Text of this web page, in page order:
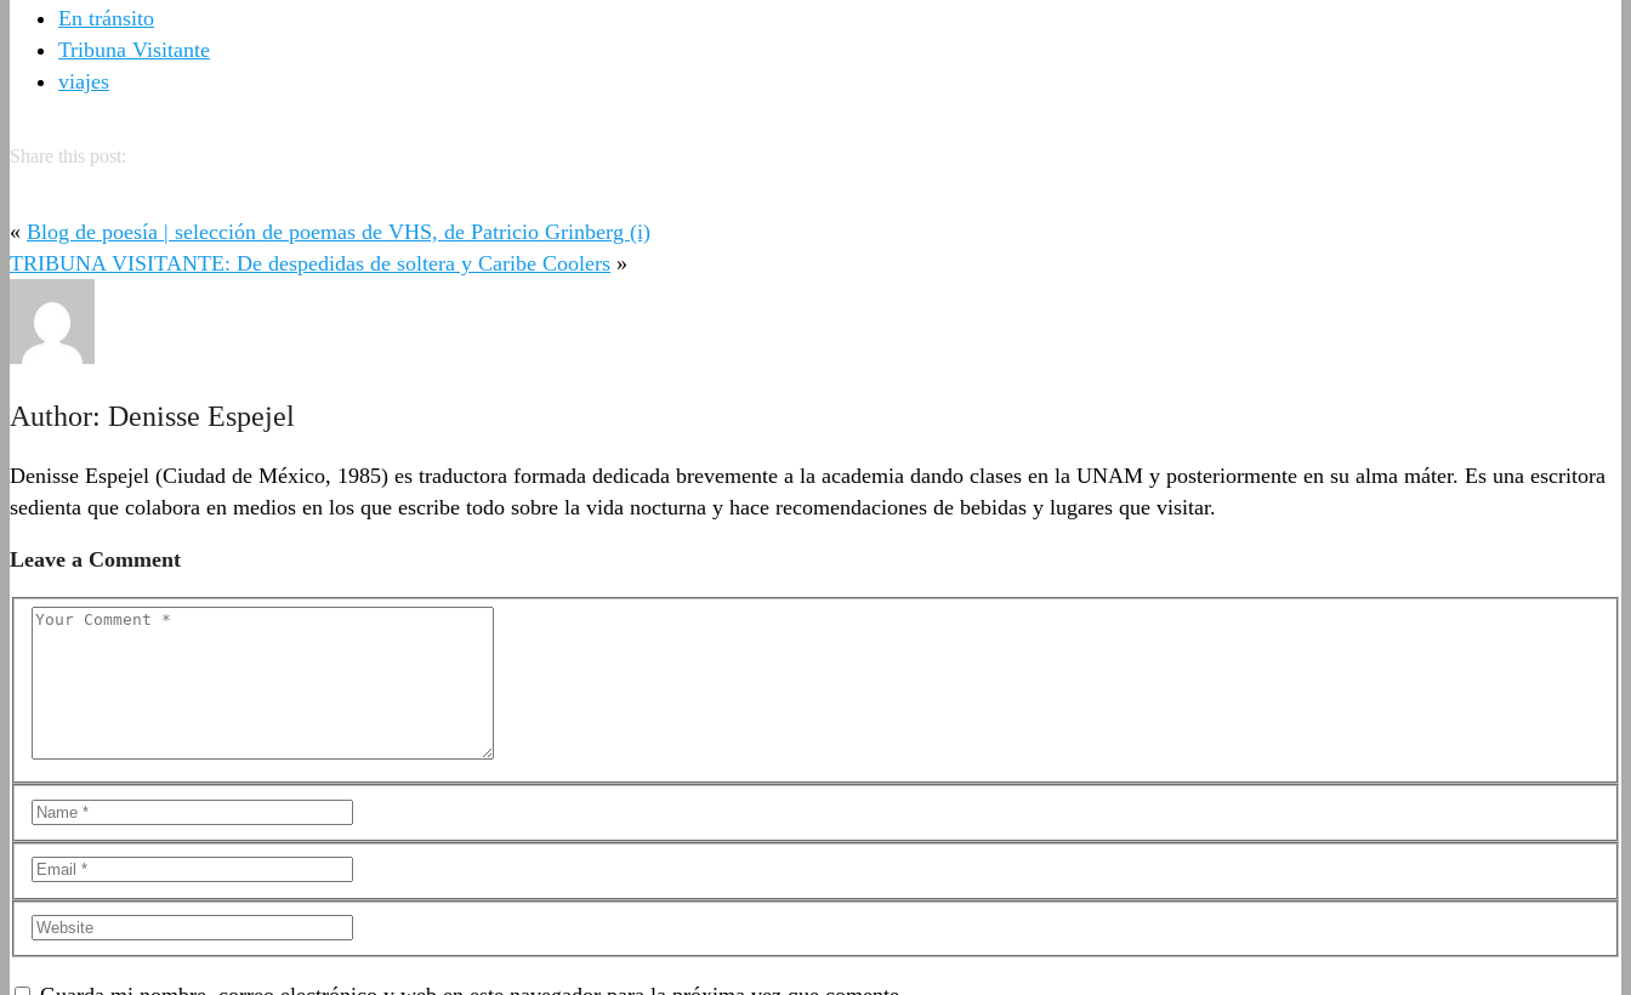
En tránsito
Tribuna Visitante
viajes
Share this post:
« Blog de poesía | selección de poemas de VHS, de Patricio Grinberg (i)
TRIBUNA VISITANTE: De despedidas de soltera y Caribe Coolers »
Author: Denisse Espejel
Denisse Espejel (Ciudad de México, 1985) es traductora formada dedicada brevemente a la academia dando clases en la UNAM y posteriormente en su alma máter. Es una escritora
sedienta que colabora en medios en los que escribe todo sobre la vida nocturna y hace recomendaciones de bebidas y lugares que visitar.
Leave a Comment